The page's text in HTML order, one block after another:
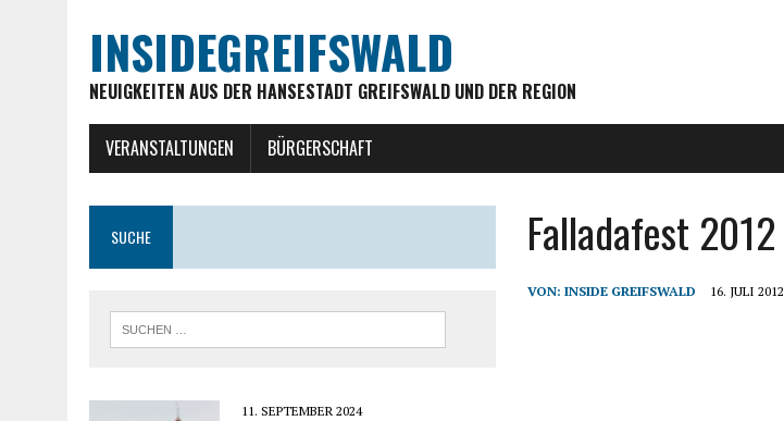
INSIDEGREIFSWALD
NEUIGKEITEN AUS DER HANSESTADT GREIFSWALD UND DER REGION
VERANSTALTUNGEN BÜRGERSCHAFT
Falladafest 2012
VON:INSIDE GREIFSWALD 16. JULI 2012
SUCHE
11. SEPTEMBER 2024